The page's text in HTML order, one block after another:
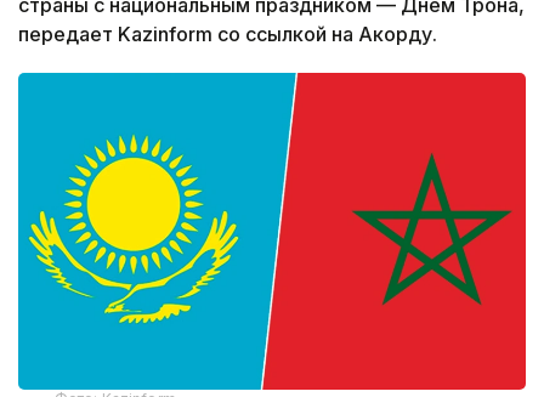
страны с национальным праздником — Днем Трона,
передает Kazinform со ссылкой на Акорду.